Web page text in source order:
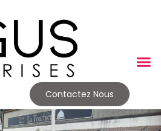
Contactez Nous